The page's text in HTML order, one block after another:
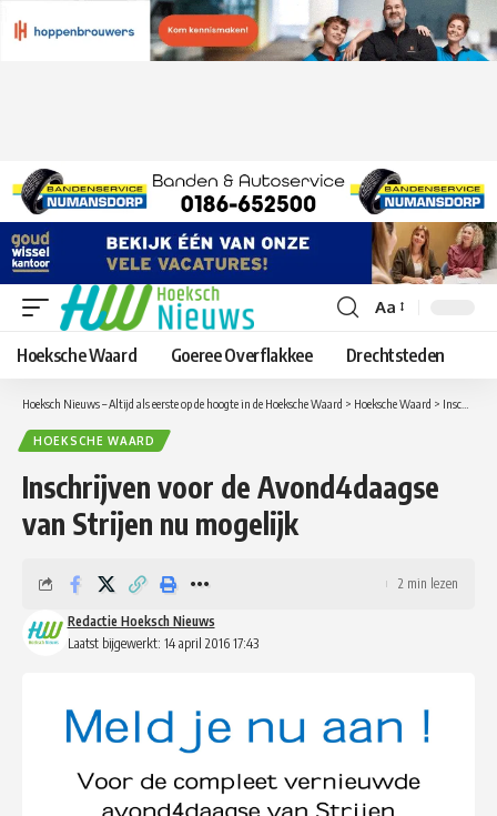
Lettergrootte
aanpassen
Aa
Hoeksche Waard Goeree Overflakkee Drechtsteden
Hoeksch Nieuws – Altijd als eerste op de hoogte in de Hoeksche Waard > Hoeksche Waard > Inschrijven voor de Avond4daagse van Strijen nu mogelijk
HOEKSCHE WAARD
Inschrijven voor de Avond4daagse
van Strijen nu mogelijk
Laatst bijgewerkt: 14 april 2016 17:43
Redactie Hoeksch Nieuws
2 min lezen